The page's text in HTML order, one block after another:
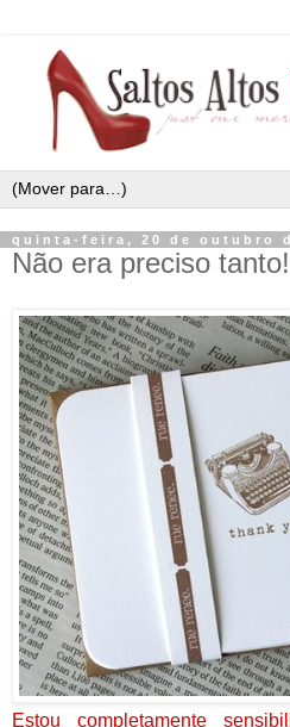
quinta-feira, 20 de outubro
Não era preciso tanto!
Estou completamente